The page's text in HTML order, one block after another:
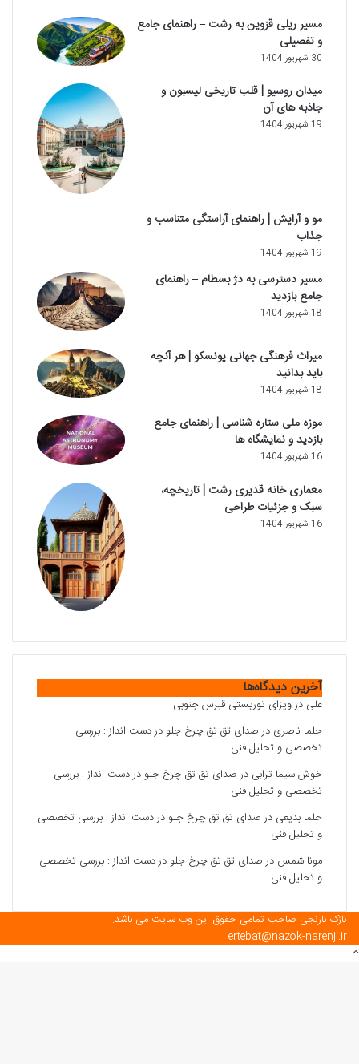
مسیر ریلی قزوین به رشت – راهنمای جامع
و تفصیلی
30 شهریور 1404
میدان روسیو | قلب تاریخی لیسبون و
جاذبه های آن
19 شهریور 1404
مو و آرایش | راهنمای آراستگی متناسب و
جذاب
19 شهریور 1404
مسیر دسترسی به دژ بسطام – راهنمای
جامع بازدید
18 شهریور 1404
میراث فرهنگی جهانی یونسکو | هر آنچه
باید بدانید
18 شهریور 1404
موزه ملی ستاره شناسی | راهنمای جامع
بازدید و نمایشگاه ها
16 شهریور 1404
معماری خانه قدیری رشت | تاریخچه،
سبک و جزئیات طراحی
16 شهریور 1404
آخرین دیدگاه‌ها
علی درویزای توریستی قبرس جنوبی
حلما ناصری درصدای تق تق چرخ جلو در دست انداز : بررسی
تخصصی و تحلیل فنی
خوش سیما ترابی درصدای تق تق چرخ جلو در دست انداز : بررسی
تخصصی و تحلیل فنی
حلما بدیعی درصدای تق تق چرخ جلو در دست انداز : بررسی تخصصی
و تحلیل فنی
مونا شمس درصدای تق تق چرخ جلو در دست انداز : بررسی تخصصی
و تحلیل فنی
نازک نارنجی صاحب تمامی حقوق این وب سایت می باشد.
ertebat@nazok-narenji.ir